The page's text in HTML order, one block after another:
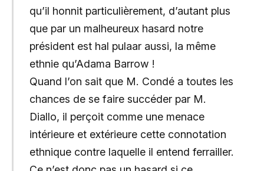
qu’il honnit particulièrement, d’autant plus
que par un malheureux hasard notre
président est hal pulaar aussi, la même
ethnie qu’Adama Barrow !
Quand l’on sait que M. Condé a toutes les
chances de se faire succéder par M.
Diallo, il perçoit comme une menace
intérieure et extérieure cette connotation
ethnique contre laquelle il entend ferrailler.